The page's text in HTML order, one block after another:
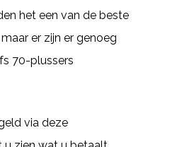
het een van de beste
er zijn er genoeg
70-plussers
via deze